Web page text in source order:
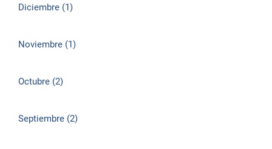
Diciembre (1)
Noviembre (1)
Octubre (2)
Septiembre (2)